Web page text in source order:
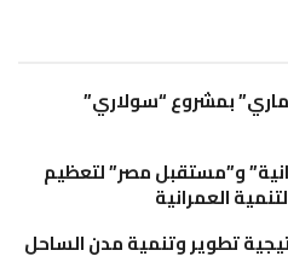
بمشروع “سولاري”
و”مستقبل مصر” لتعظيم
العمرانية
تطوير وتنمية مدن الساحل